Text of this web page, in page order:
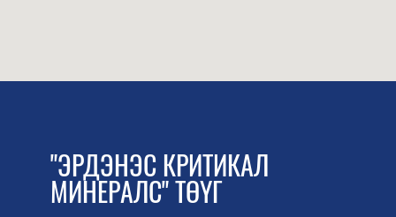
"ЭРДЭНЭС КРИТИКАЛ
МИНЕРАЛС" ТӨҮГ